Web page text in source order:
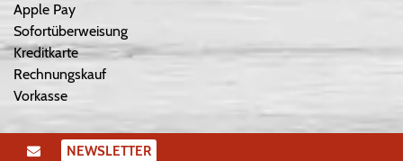
Apple Pay
Sofortüberweisung
Kreditkarte
Rechnungskauf
Vorkasse
NEWSLETTER